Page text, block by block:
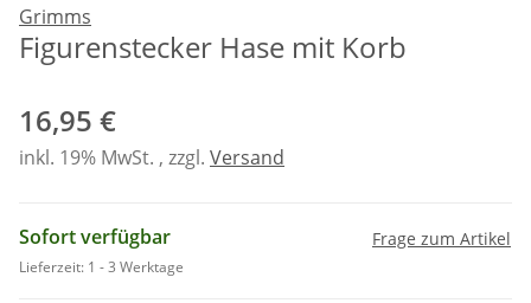
Grimms
Figurenstecker Hase mit Korb
16,95 €
inkl. 19% MwSt. , zzgl. Versand
Sofort verfügbar
Lieferzeit: 1 - 3 Werktage
Frage zum Artikel